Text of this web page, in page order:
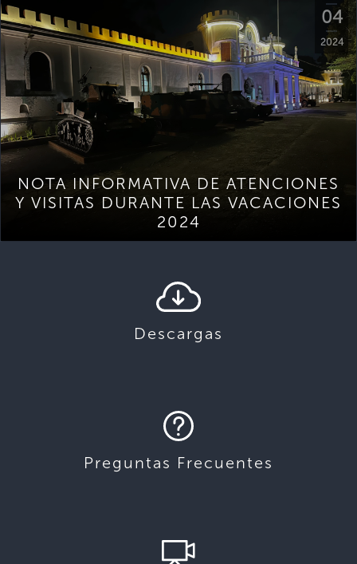
04
2024
NOTA INFORMATIVA DE ATENCIONES
Y VISITAS DURANTE LAS VACACIONES
2024
Descargas
Preguntas Frecuentes